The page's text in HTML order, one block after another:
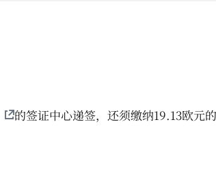
的签证中心递签，还须缴纳19.13欧元